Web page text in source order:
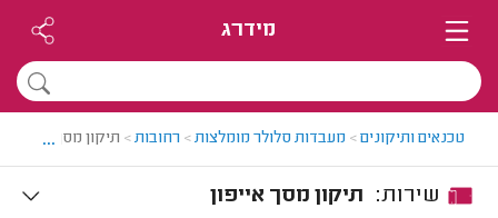
מידרג
טכנאים ותיקונים> מעבדות סלולר מומלצות> רחובות> תיקון מסך...
תיקון מסך אייפון